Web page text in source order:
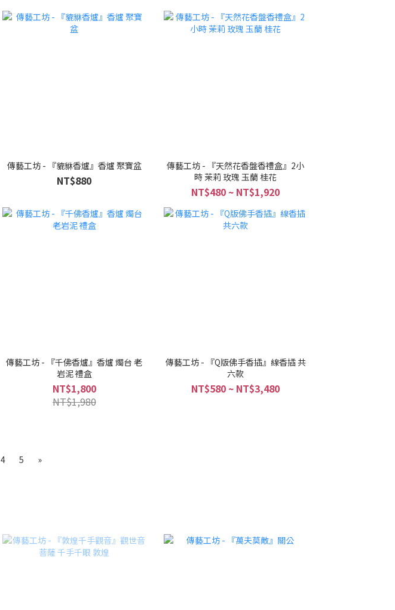
傳藝工坊 - 『貔貅香爐』香爐 聚寶盆
NT$880
傳藝工坊 - 『天然花香盤香禮盒』2小
時 茉莉 玫瑰 玉蘭 桂花
NT$480 ~ NT$1,920
傳藝工坊 - 『千佛香爐』香爐 燭台 老
岩泥 禮盒
NT$1,800
NT$1,980
傳藝工坊 - 『Q版佛手香插』線香插 共
六款
NT$580 ~ NT$3,480
4 5 »